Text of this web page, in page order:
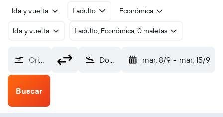
Ida y vuelta 1 adulto Económica
Ida y vuelta 1 adulto, Económica, 0 maletas
Origen Dourados (DOU) mar. 8/9 - mar. 15/9
Buscar